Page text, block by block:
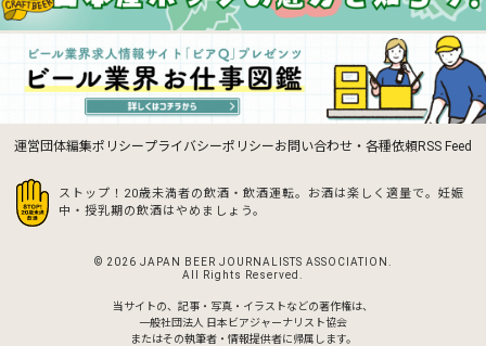
運営団体編集ポリシープライバシーポリシーお問い合わせ・各種依頼RSS Feed
ストップ！20歳未満者の飲酒・飲酒運転。お酒は楽しく適量で。 妊娠
中・授乳期の飲酒はやめましょう。
© 2026 JAPAN BEER JOURNALISTS ASSOCIATION.
All Rights Reserved.
当サイトの、記事・写真・イラストなどの著作権は、
一般社団法人 日本ビアジャーナリスト協会
またはその執筆者・情報提供者に帰属します。